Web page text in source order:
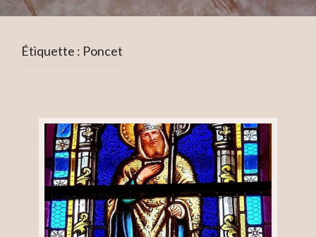
Étiquette : Poncet